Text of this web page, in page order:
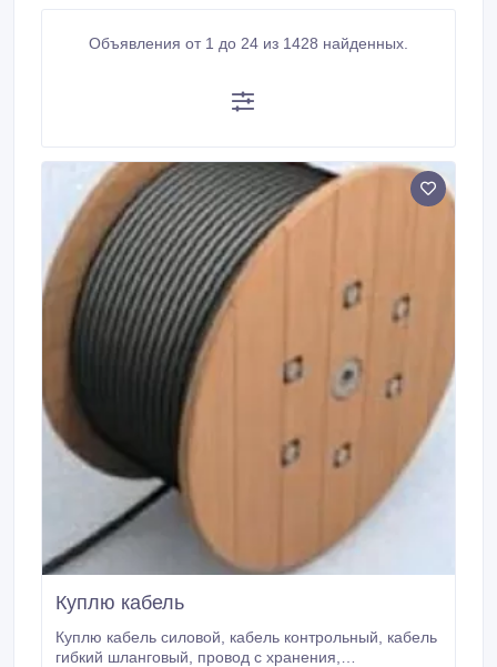
Объявления от 1 до 24 из 1428 найденных.
Куплю кабель
Куплю кабель силовой, кабель контрольный, кабель
гибкий шланговый, провод с хранения,